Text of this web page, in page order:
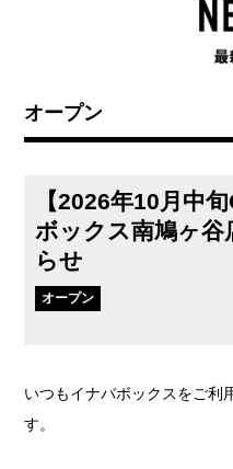
オープン
【2026年10月中
ボックス南鳩ヶ
らせ
オープン
いつもイナバボックスをご利
す。